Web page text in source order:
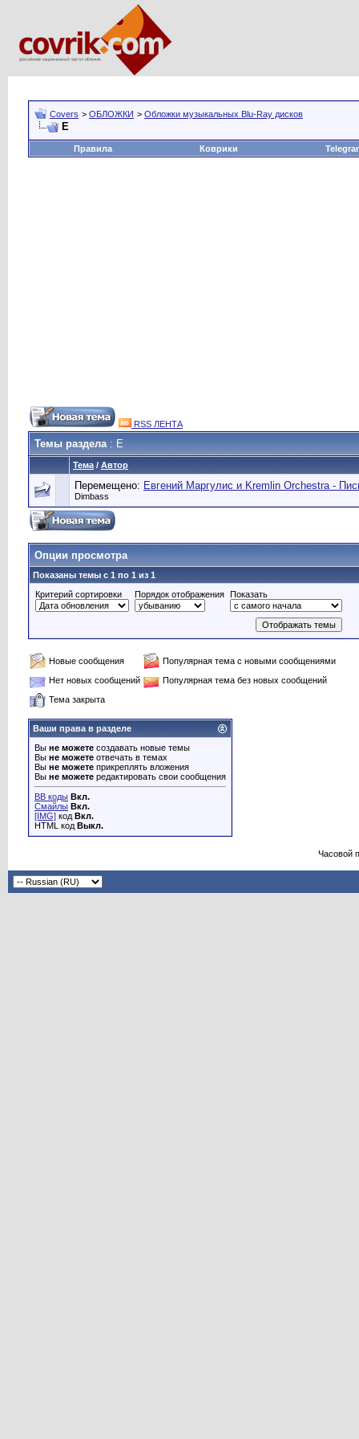
Covers > ОБЛОЖКИ > Обложки музыкальных Blu-Ray дисков
Е
Правила Коврики
RSS ЛЕНТА
Темы раздела: Е
Тема / Автор
Перемещено: Евгений Маргулис и Kremlin Orchestra -
Dimbass
Опции просмотра
Показаны темы с 1 по 1 из 1
Критерий сортировки
Порядок отображения Показать
Новые сообщения
Популярная тема с новыми сообщениями
Нет новых сообщений
Популярная тема без новых сообщений
Тема закрыта
Ваши права в разделе
Вы не можете создавать новые темы
Вы не можете отвечать в темах
Вы не можете прикреплять вложения
Вы не можете редактировать свои сообщения
BB коды Вкл.
Смайлы Вкл.
[IMG] код Вкл.
HTML код Выкл.
Часовой